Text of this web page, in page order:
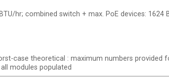
hr; combined switch + max. PoE devices: 1624
case theoretical : maximum numbers provided
modules populated